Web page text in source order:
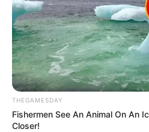
THEGAMESDAY
Fishermen See An Animal On An
Closer!